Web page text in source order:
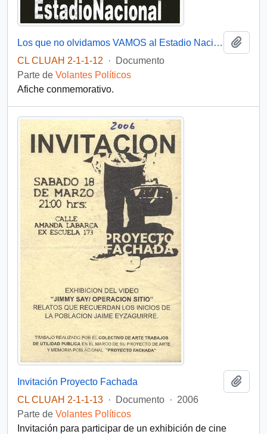
Los que no olvidamos VAMOS al Estadio Nacional
CL CLUAH 2-1-1-12
·
Documento
Parte de Volantes Políticos
Afiche conmemorativo.
Invitación Proyecto Fachada
CL CLUAH 2-1-1-13 · Documento · 2006
Parte de Volantes Políticos
Invitación para participar de un exhibición de cine